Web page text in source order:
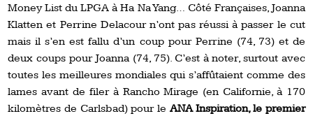
Money List du LPGA à Ha Na Yang… Côté Françaises, Joanna
Klatten et Perrine Delacour n’ont pas réussi à passer le cut
mais il s’en est fallu d’un coup pour Perrine (74, 73) et de
deux coups pour Joanna (74, 75). C’est à noter, surtout avec
toutes les meilleures mondiales qui s’affûtaient comme des
lames avant de filer à Rancho Mirage (en Californie, à 170
kilomètres de Carlsbad) pour leANA Inspiration, le premier